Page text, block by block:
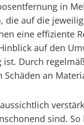
in
die auf die
eine effiziente
auf den
Durch
an
sind.